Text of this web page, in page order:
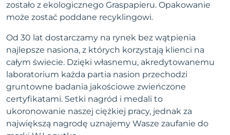
zostało z ekologicznego Graspapieru. Opakowanie
może zostać poddane recyklingowi.
Od 30 lat dostarczamy na rynek bez wątpienia
najlepsze nasiona, z których korzystają klienci na
całym świecie. Dzięki własnemu, akredytowanemu
laboratorium każda partia nasion przechodzi
gruntowne badania jakościowe zwieńczone
certyfikatami. Setki nagród i medali to
ukoronowanie naszej ciężkiej pracy, jednak za
największą nagrodę uznajemy Wasze zaufanie do